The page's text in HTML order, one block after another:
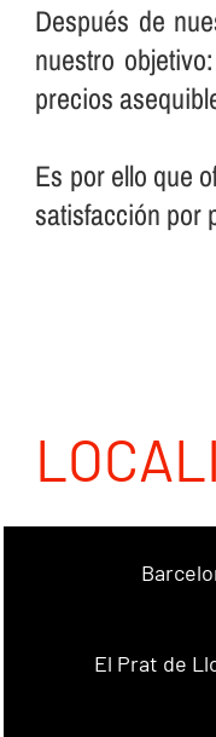
Después de
nuestro
precios
Es por ello que
satisfacción por
El Prat de